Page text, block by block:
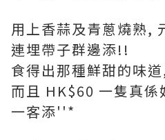
用上香蒜及青蔥燒熟,
連埋帶子群邊添!!
食得出那種鮮甜的味
而且 HK$60 一隻真係
一客添''*